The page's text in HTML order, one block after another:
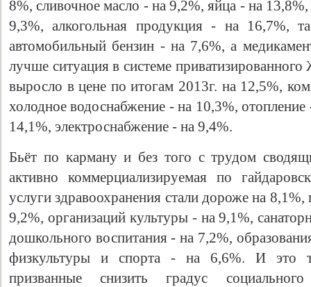
8%, сливочное масло - на 9,2%, яйца - на
9,3%, алкогольная продукция - на 16,7%,
автомобильный бензин - на 7,6%, а
лучше ситуация в системе
выросло в цене по итогам 2013г. на 12,5%,
холодное водоснабжение - на 10,3%,
14,1%, электроснабжение - на 9,4%.
Бьёт по карману и без того с трудом
активно коммерциализируемая по
услуги здравоохранения стали дороже на 8,1%,
9,2%, организаций культуры - на 9,1%,
дошкольного воспитания - на 7,2%,
физкультуры и спорта - на 6,6%. И это
призванные снизить градус